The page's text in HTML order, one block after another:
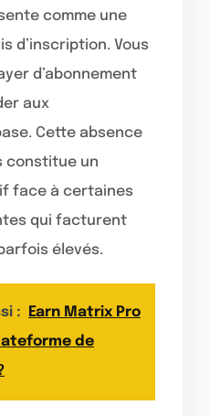
comme une
d’inscription. Vous
d’abonnement
aux
Cette absence
constitue un
face à certaines
qui facturent
élevés.
:
Earn Matrix Pro
de